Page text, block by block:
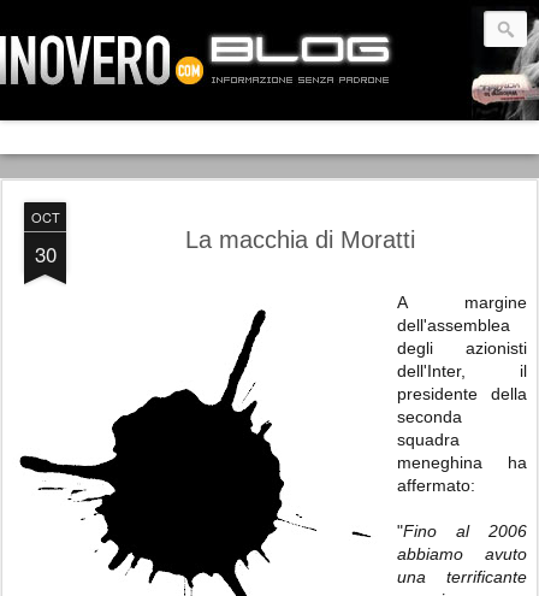
OCT
30 La macchia di Moratti
A margine
dell'assemblea
degli azionisti
dell'Inter, il
presidente della
seconda
squadra
meneghina ha
affermato:
"Fino al 2006
abbiamo avuto
una terrificante